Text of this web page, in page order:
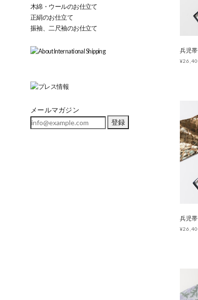
木綿・ウールのお仕立て
正絹のお仕立て
振袖、二尺袖のお仕立て
メールマガジン
登録